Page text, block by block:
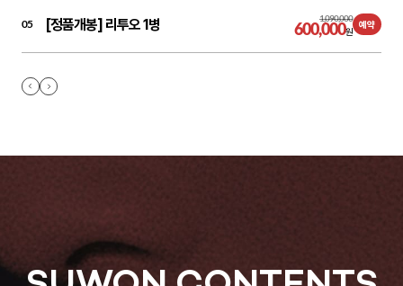
05 [정품개봉] 리투오 1병 1,090,000
600,000원
예약